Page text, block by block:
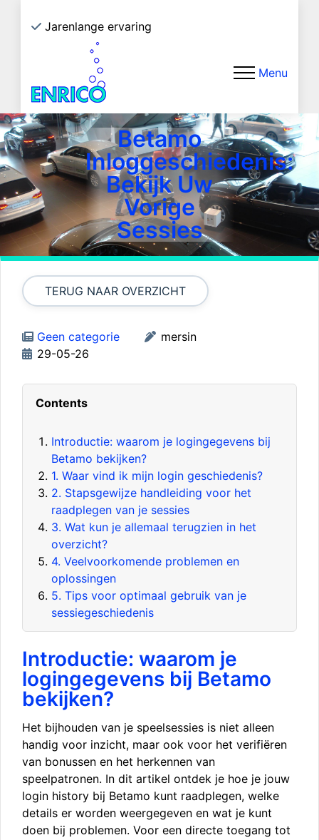
Jarenlange ervaring
Menu
Betamo
Inloggeschiedenis:
Bekijk Uw
Vorige
Sessies
TERUG NAAR OVERZICHT
Geen categorie
mersin
29-05-26
Contents
Introductie: waarom je logingegevens bij
Betamo bekijken?
1. Waar vind ik mijn login geschiedenis?
2. Stapsgewijze handleiding voor het
raadplegen van je sessies
3. Wat kun je allemaal terugzien in het
overzicht?
4. Veelvoorkomende problemen en
oplossingen
5. Tips voor optimaal gebruik van je
sessiegeschiedenis
Introductie: waarom je
logingegevens bij Betamo
bekijken?
Het bijhouden van je speelsessies is niet alleen
handig voor inzicht, maar ook voor het verifiëren
van bonussen en het herkennen van
speelpatronen. In dit artikel ontdek je hoe je jouw
login history bij Betamo kunt raadplegen, welke
details er worden weergegeven en wat je kunt
doen bij problemen. Voor een directe toegang tot